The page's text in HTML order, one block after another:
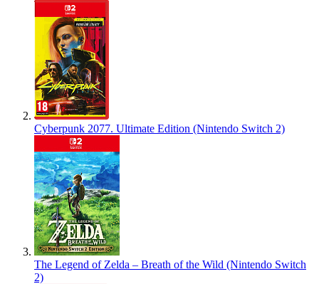
Cyberpunk 2077. Ultimate Edition (Nintendo Switch 2)
The Legend of Zelda – Breath of the Wild (Nintendo Switch
2)